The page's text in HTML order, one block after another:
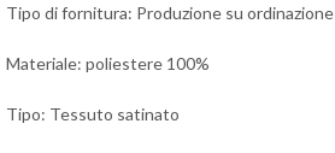
Tipo di fornitura: Produzione su ordinazione
Materiale: poliestere 100%
Tipo: Tessuto satinato